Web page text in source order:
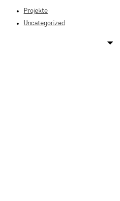
Projekte
Uncategorized